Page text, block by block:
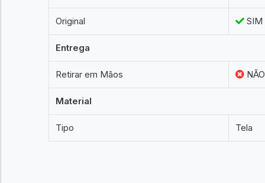
Original SIM
Entrega
Retirar em Mãos NÃO
Material
Tipo Tela